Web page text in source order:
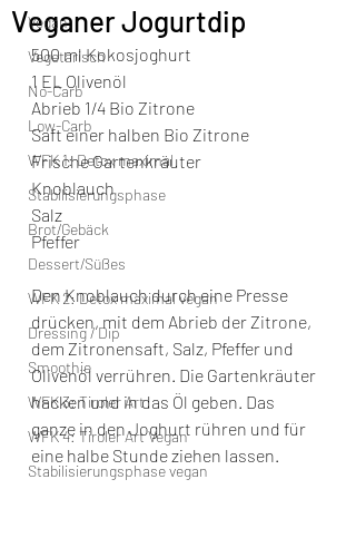
Vegan
Vegetarisch
No-Carb
Low-Carb
WFK 1: Detox maximal
Stabilisierungsphase
Brot/Gebäck
Dessert/Süßes
WFK 2: Detox maximal vegan
Dressing / Dip
Smoothie
WFK 3: Tiroler Art
WFK 4: Tiroler Art Vegan
Stabilisierungsphase vegan
Veganer Jogurtdip
500 ml Kokosjoghurt
1 EL Olivenöl
Abrieb 1/4 Bio Zitrone
Saft einer halben Bio Zitrone
Frische Gartenkräuter
Knoblauch
Salz
Pfeffer
Den Knoblauch durch eine Presse
drücken, mit dem Abrieb der Zitrone,
dem Zitronensaft, Salz, Pfeffer und
Olivenöl verrühren. Die Gartenkräuter
hacken und in das Öl geben. Das
ganze in den Joghurt rühren und für
eine halbe Stunde ziehen lassen.